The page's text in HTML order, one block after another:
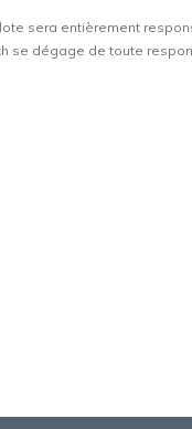
sera entièrement
se dégage de toute